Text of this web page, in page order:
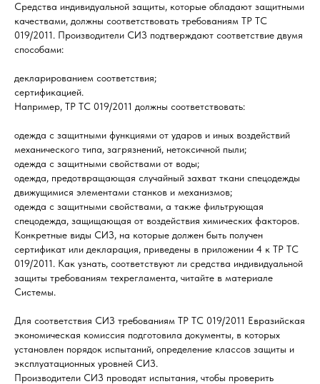
Средства индивидуальной защиты, которые обладают защитными
качествами, должны соответствовать требованиям ТР ТС
019/2011. Производители СИЗ подтверждают соответствие двумя
способами:
декларированием соответствия;
сертификацией.
Например, ТР ТС 019/2011 должны соответствовать:
одежда с защитными функциями от ударов и иных воздействий
механического типа, загрязнений, нетоксичной пыли;
одежда с защитными свойствами от воды;
одежда, предотвращающая случайный захват ткани спецодежды
движущимися элементами станков и механизмов;
одежда с защитными свойствами, а также фильтрующая
спецодежда, защищающая от воздействия химических факторов.
Конкретные виды СИЗ, на которые должен быть получен
сертификат или декларация, приведены в приложении 4 к ТР ТС
019/2011. Как узнать, соответствуют ли средства индивидуальной
защиты требованиям техрегламента, читайте в материале
Системы.
Для соответствия СИЗ требованиям ТР ТС 019/2011 Евразийская
экономическая комиссия подготовила документы, в которых
установлен порядок испытаний, определение классов защиты и
эксплуатационных уровней СИЗ.
Производители СИЗ проводят испытания, чтобы проверить